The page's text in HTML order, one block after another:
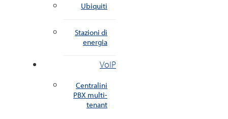
Ubiquiti
Stazioni di
energia
VoIP
Centralini
PBX multi-
tenant